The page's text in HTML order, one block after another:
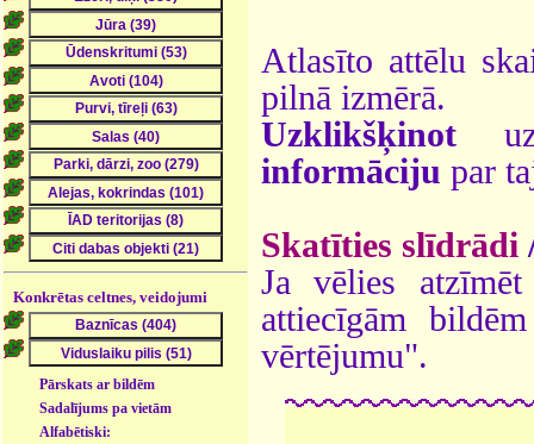
Konkrētas celtnes, veidojumi
Pārskats ar bildēm
Sadalījums pa vietām
Alfabētiski:
Atlasīto attēlu
pilnā izmērā.
Uzklikšķinot
informāciju par
Skatīties slīdrādi
Ja vēlies
attiecīgām
vērtējumu".